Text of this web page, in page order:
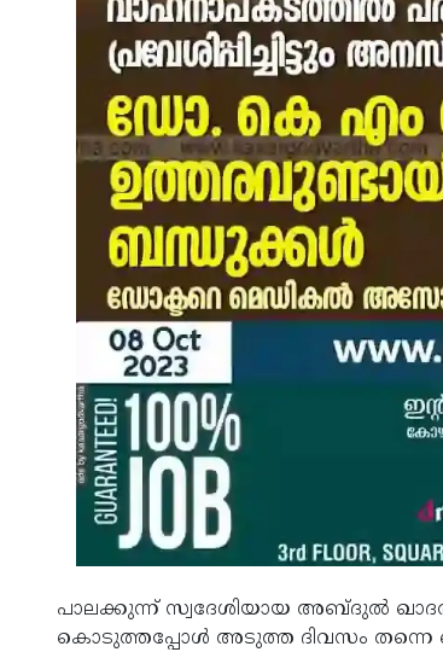
പാലക്കുന്ന് സ്വദേശിയായ അബ്ദുല്‍
കൊടുത്തപ്പോള്‍ അടുത്ത ദിവസം തന്നെ